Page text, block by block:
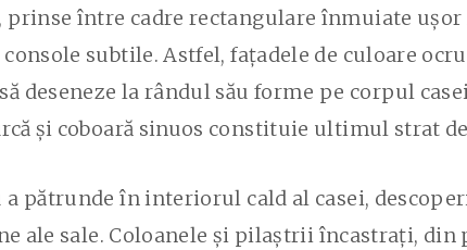
între cadre rectangulare înmuiate
subtile. Astfel, fațadele de culoare
la rândul său forme pe corpul
și coboară sinuos constituie ultimul strat
pătrunde în interiorul cald al casei,
ale sale. Coloanele și pilaștrii încastrați,